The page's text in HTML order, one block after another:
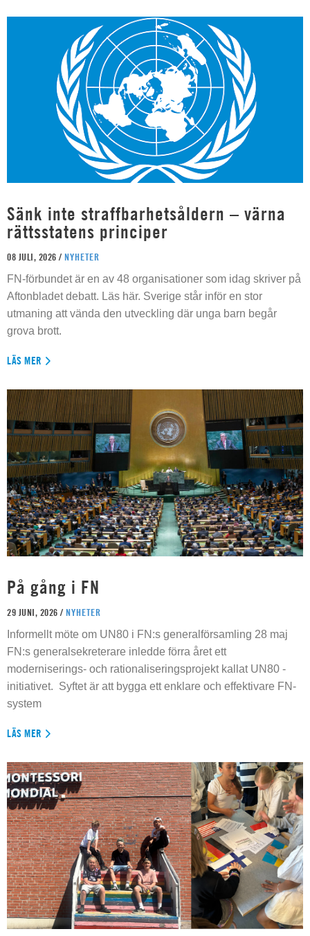
Sänk inte straffbarhetsåldern – värna
rättsstatens principer
08 JULI, 2026 / NYHETER
FN-förbundet är en av 48 organisationer som idag skriver på
Aftonbladet debatt. Läs här. Sverige står inför en stor
utmaning att vända den utveckling där unga barn begår
grova brott.
LÄS MER
På gång i FN
29 JUNI, 2026 / NYHETER
Informellt möte om UN80 i FN:s generalförsamling 28 maj
FN:s generalsekreterare inledde förra året ett
moderniserings- och rationaliseringsprojekt kallat UN80 -
initiativet. Syftet är att bygga ett enklare och effektivare FN-
system
LÄS MER